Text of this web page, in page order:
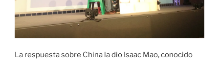
La respuesta sobre China la dio Isaac Mao, conocido